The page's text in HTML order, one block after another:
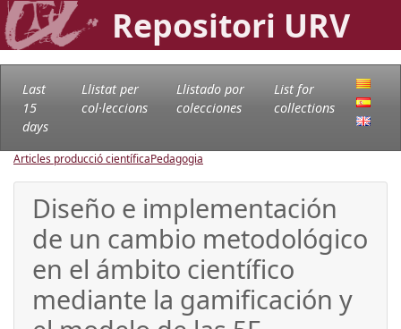
Repositori URV
Last
15
days
Llistat per
col·leccions
Llistado por
colecciones
List for
collections
Articles producció científicaPedagogia
Diseño e implementación
de un cambio metodológico
en el ámbito científico
mediante la gamificación y